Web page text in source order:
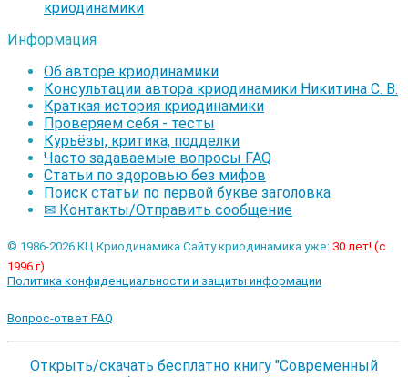
криодинамики
Информация
Об авторе криодинамики
Консультации автора криодинамики Никитина С. В.
Краткая история криодинамики
Проверяем себя - тесты
Курьёзы, критика, подделки
Часто задаваемые вопросы FAQ
Статьи по здоровью без мифов
Поиск статьи по первой букве заголовка
✉ Контакты/Отправить сообщение
© 1986-2026 КЦ Криодинамика Сайту криодинамика уже: 30 лет! (с
1996 г)
Политика конфиденциальности и защиты информации
Вопрос-ответ FAQ
Открыть/скачать бесплатно книгу "Современный